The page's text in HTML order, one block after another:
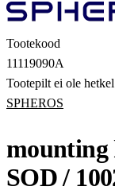
Tootekood
11119090A
Tootepilt ei ole hetkel
SPHEROS
mounting
SOD /